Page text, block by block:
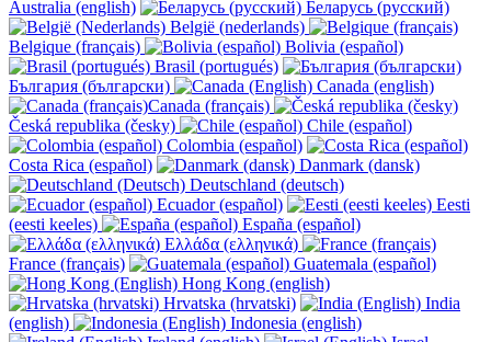
Australia (english)
Беларусь (русский)
België (nederlands)
Belgique (français)
Bolivia (español)
Brasil (portugués)
България (български)
Canada (english)
Canada (français)
Česká republika (česky)
Chile (español)
Colombia (español)
Costa Rica (español)
Danmark (dansk)
Deutschland (deutsch)
Ecuador (español)
Eesti
(eesti keeles)
España (español)
Ελλάδα (ελληνικά)
France (français)
Guatemala (español)
Hong Kong (english)
Hrvatska (hrvatski)
India
(english)
Indonesia (english)